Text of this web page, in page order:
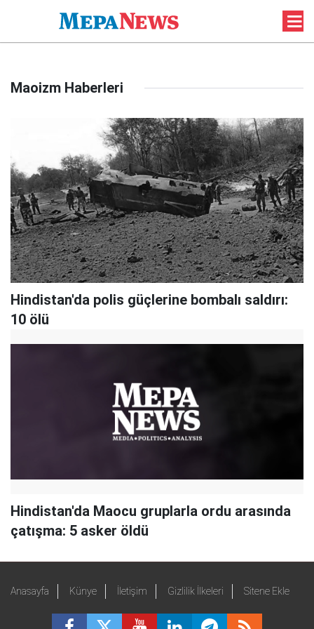
Maoizm Haberleri
Hindistan'da polis güçlerine bombalı saldırı:
10 ölü
Hindistan'da Maocu gruplarla ordu arasında
çatışma: 5 asker öldü
Anasayfa Künye İletişim Gizlilik İlkeleri Sitene Ekle